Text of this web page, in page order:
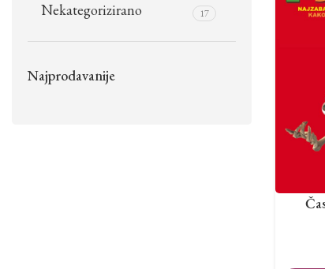
Nekategorizirano 17
Najprodavanije